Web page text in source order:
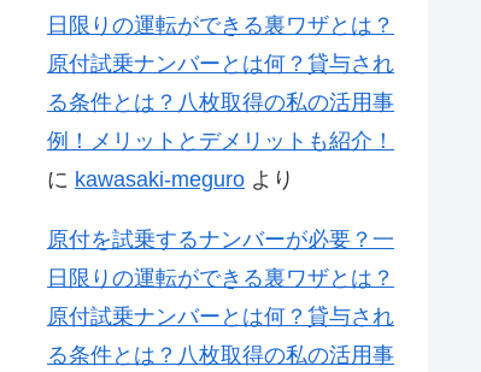
日限りの運転ができる裏ワザとは？
原付試乗ナンバーとは何？貸与され
る条件とは？八枚取得の私の活用事
例！メリットとデメリットも紹介！
に kawasaki-meguro より
原付を試乗するナンバーが必要？一
日限りの運転ができる裏ワザとは？
原付試乗ナンバーとは何？貸与され
る条件とは？八枚取得の私の活用事